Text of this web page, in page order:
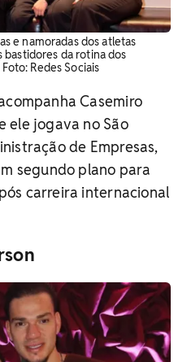
e namoradas dos atletas
bastidores da rotina dos
Redes Sociais
Casemiro
ele jogava no São
de Empresas,
segundo plano para
carreira internacional